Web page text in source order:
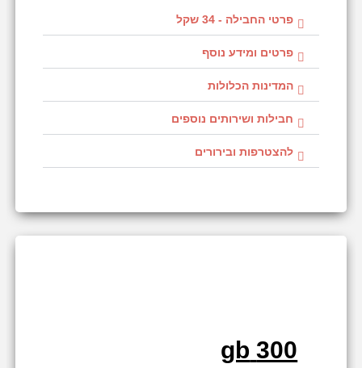
פרטי החבילה - 34 שקל
פרטים ומידע נוסף
המדינות הכלולות
חבילות ושירותים נוספים
להצטרפות ובירורים
300 gb